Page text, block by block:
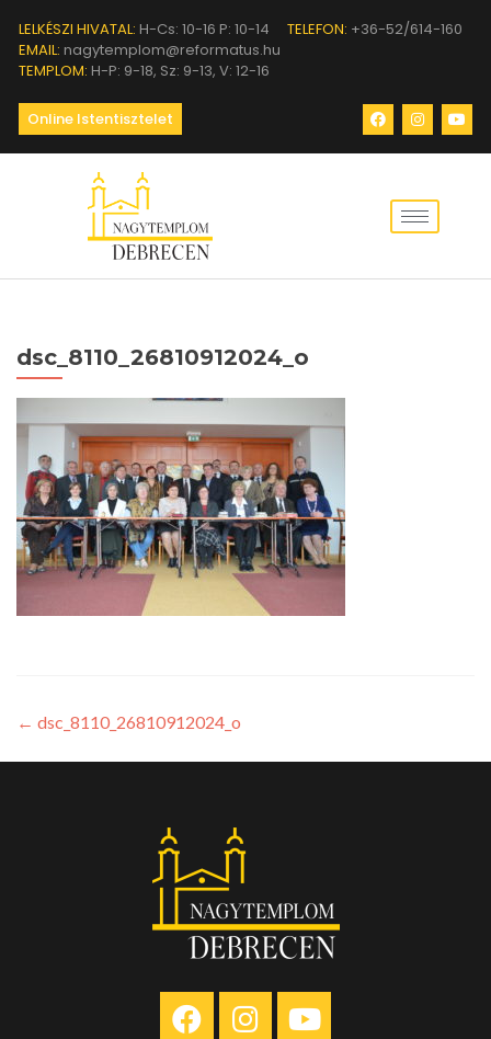
LELKÉSZI HIVATAL: H-Cs: 10-16 P: 10-14 TELEFON: +36-52/614-160
EMAIL: nagytemplom@reformatus.hu
TEMPLOM: H-P: 9-18, Sz: 9-13, V: 12-16
Online Istentisztelet
dsc_8110_26810912024_o
← dsc_8110_26810912024_o